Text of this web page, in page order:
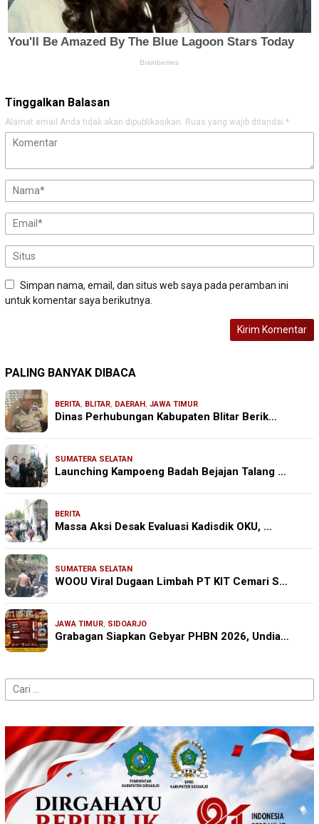
Tinggalkan Balasan
Alamat email Anda tidak akan dipublikasikan. Ruas yang wajib ditandai *
Simpan nama, email, dan situs web saya pada peramban ini
untuk komentar saya berikutnya.
PALING BANYAK DIBACA
BERITA, BLITAR, DAERAH , JAWA TIMUR
Dinas Perhubungan Kabupaten Blitar Berik…
SUMATERA SELATAN
Launching Kampoeng Badah Bejajan Talang …
BERITA
Massa Aksi Desak Evaluasi Kadisdik OKU, …
SUMATERA SELATAN
WOOU Viral Dugaan Limbah PT KIT Cemari S…
JAWA TIMUR, SIDOARJO
Grabagan Siapkan Gebyar PHBN 2026, Undia…
Cari
untuk: